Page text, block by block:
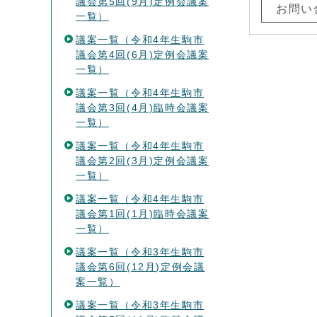
お問い
一覧）
議案一覧（令和4年生駒市
議会第4回(6月)定例会議案
一覧）
議案一覧（令和4年生駒市
議会第3回(4月)臨時会議案
一覧）
議案一覧（令和4年生駒市
議会第2回(3月)定例会議案
一覧）
議案一覧（令和4年生駒市
議会第1回(1月)臨時会議案
一覧）
議案一覧（令和3年生駒市
議会第6回(12月)定例会議
案一覧）
議案一覧（令和3年生駒市